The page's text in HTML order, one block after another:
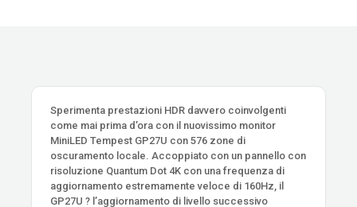
Sperimenta prestazioni HDR davvero coinvolgenti
come mai prima d’ora con il nuovissimo monitor
MiniLED Tempest GP27U con 576 zone di
oscuramento locale. Accoppiato con un pannello con
risoluzione Quantum Dot 4K con una frequenza di
aggiornamento estremamente veloce di 160Hz, il
GP27U ? l’aggiornamento di livello successivo